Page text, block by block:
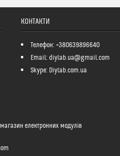
КОНТАКТИ
Телефон: +380639896640
Email: diylab.ua@gmail.com
Skype: Diylab.com.ua
електронних модулів